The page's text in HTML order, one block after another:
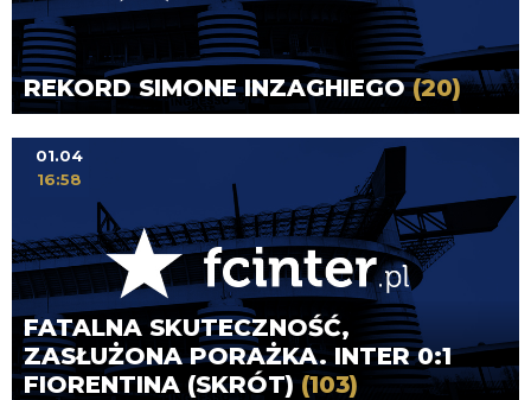
REKORD SIMONE INZAGHIEGO(20)
FATALNA SKUTECZNOŚĆ,
ZASŁUŻONA PORAŻKA. INTER 0:1
FIORENTINA (SKRÓT) (103)
01.04
16:58